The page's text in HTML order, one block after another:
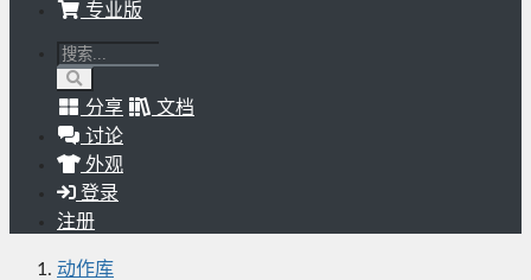
专业版
分享
文档
讨论
外观
登录
注册
动作库